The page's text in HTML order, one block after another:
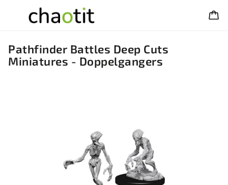
Pathfinder Battles Deep Cuts
Miniatures - Doppelgangers